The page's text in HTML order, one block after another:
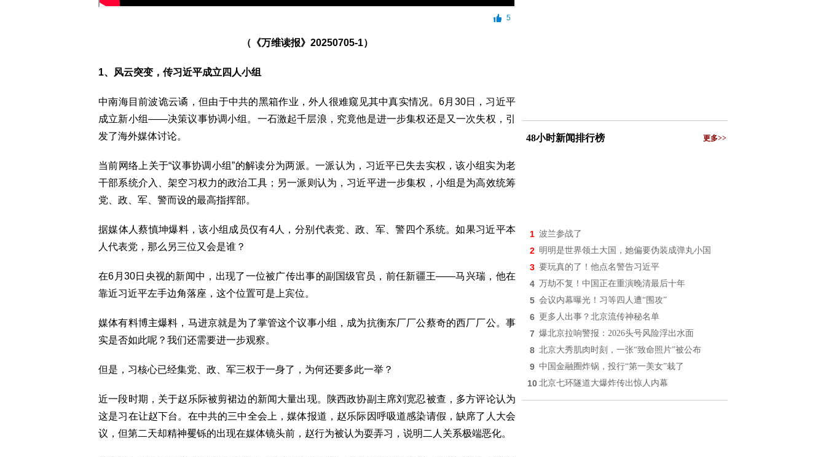
5
（《万维读报》20250705-1）
1、风云突变，传习近平成立四人小组
中南海目前波诡云谲，但由于中共的黑箱作业，外人很难窥见其中真实情况。6月30日，习近平
成立新小组——决策议事协调小组。一石激起千层浪，究竟他是进一步集权还是又一次失权，引
发了海外媒体讨论。
当前网络上关于“议事协调小组”的解读分为两派。一派认为，习近平已失去实权，该小组实为老
干部系统介入、架空习权力的政治工具；另一派则认为，习近平进一步集权，小组是为高效统筹
党、政、军、警而设的最高指挥部。
据媒体人蔡慎坤爆料，该小组成员仅有4人，分别代表党、政、军、警四个系统。如果习近平本
人代表党，那么另三位又会是谁？
在6月30日央视的新闻中，出现了一位被广传出事的副国级官员，前任新疆王——马兴瑞，他在
靠近习近平左手边角落座，这个位置可是上宾位。
媒体有料博主爆料，马进京就是为了掌管这个议事小组，成为抗衡东厂厂公蔡奇的西厂厂公。事
实是否如此呢？我们还需要进一步观察。
但是，习核心已经集党、政、军三权于一身了，为何还要多此一举？
近一段时期，关于赵乐际被剪裙边的新闻大量出现。陕西政协副主席刘宽忍被查，多方评论认为
这是习在让赵下台。在中共的三中全会上，媒体报道，赵乐际因呼吸道感染请假，缺席了人大会
议，但第二天却精神矍铄的出现在媒体镜头前，赵行为被认为耍弄习，说明二人关系极端恶化。
48小时新闻排行榜 更多>>
1 波兰参战了
2 明明是世界领土大国，她偏要伪装成弹丸小国
3 要玩真的了！他点名警告习近平
4 万劫不复！中国正在重演晚清最后十年
5 会议内幕曝光！习等四人遭“围攻”
6 更多人出事？北京流传神秘名单
7 爆北京拉响警报：2026头号风险浮出水面
8 北京大秀肌肉时刻，一张“致命照片”被公布
9 中国金融圈炸锅，投行“第一美女”栽了
10 北京七环隧道大爆炸传出惊人内幕